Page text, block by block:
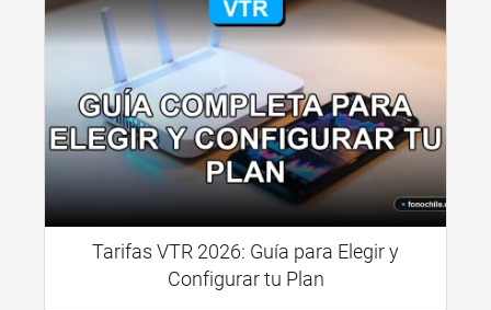
Tarifas VTR 2026: Guía para Elegir y
Configurar tu Plan